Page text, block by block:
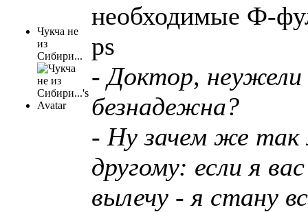
Чукча не
из
Сибири...
необходимые Ф-
ps
- Доктор, неужели
безнадежна?
- Ну зачем же так
другому: если я вас
вылечу - я стану